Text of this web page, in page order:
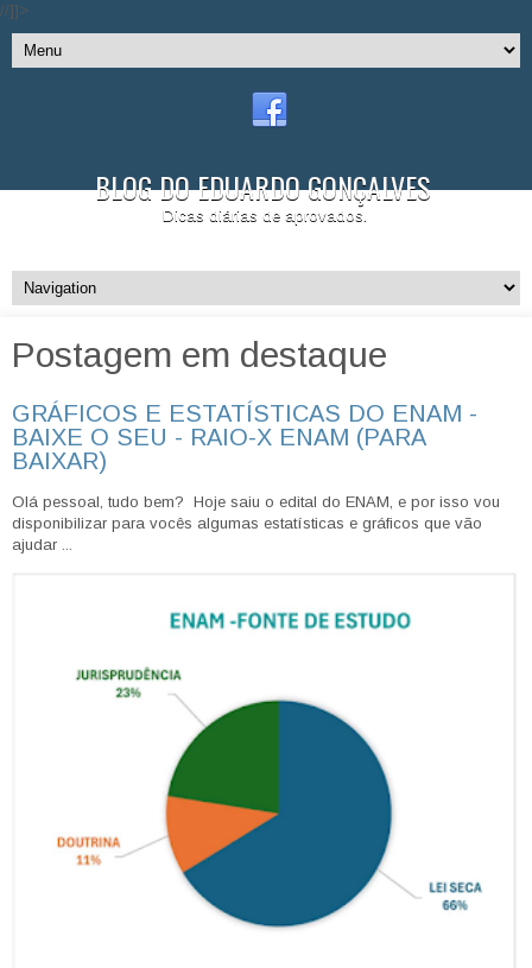
//]]>
BLOG DO EDUARDO GONÇALVES
Dicas diárias de aprovados.
Postagem em destaque
GRÁFICOS E ESTATÍSTICAS DO ENAM -
BAIXE O SEU - RAIO-X ENAM (PARA
BAIXAR)
Olá pessoal, tudo bem? Hoje saiu o edital do ENAM, e por isso vou
disponibilizar para vocês algumas estatísticas e gráficos que vão
ajudar ...